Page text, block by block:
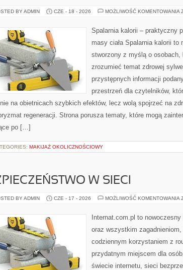
BY ADMIN CZE - 18 - 2026 MOŻLIWOŚĆ KOMENTOWANIA
Spalarnia kalorii – praktyczny
masy ciała Spalarnia kalorii to
stworzony z myślą o osobach,
zrozumieć temat zdrowej
przystępnych informacji
przestrzeń dla czytelników,
na obietnicach szybkich efektów, lecz wolą spojrzeć na
regeneracji. Strona porusza tematy, które mogą
po […]
MAKIJAŻ OKOLICZNOŚCIOWY
W SIECI
BY ADMIN CZE - 17 - 2026 MOŻLIWOŚĆ KOMENTOWANIA
Internat.com.pl to
oraz wszystkim
codziennym korzystaniem z
przydatnym miejscem dla
świecie internetu, sieci